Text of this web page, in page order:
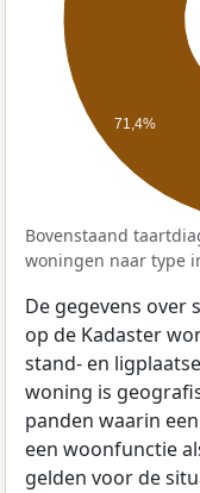
71,4%
Bovenstaand
woningen naar type
De gegevens over
op de Kadaster
stand- en
woning is
panden waarin
een woonfunctie
gelden voor de